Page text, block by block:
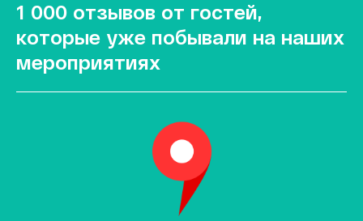
1 000 отзывов от гостей,
которые уже побывали на наших
мероприятиях